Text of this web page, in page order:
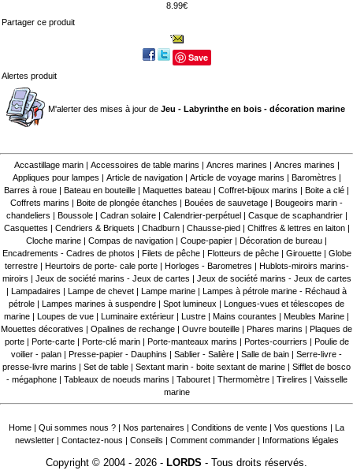
8.99€
Partager ce produit
Save
Alertes produit
M'alerter des mises à jour de Jeu - Labyrinthe en bois - décoration marine
Accastillage marin| Accessoires de table marins Ancres marines Ancres marines
Appliques pour lampes
Article de navigation| Article de voyage marins Baromètres
Barres à roue
Bateau en bouteille Maquettes bateau Coffret-bijoux marins Boite a clé
Coffrets marins
Boite de plongée étanches Bouées de sauvetage
Bougeoirs marin -
chandeliers
Boussole| Cadran solaire| Calendrier-perpétuel Casque de scaphandrier|
Casquettes
Cendriers & Briquets Chadburn| Chausse-pied Chiffres & lettres en laiton|
Cloche marine
Compas de navigation Coupe-papier Décoration de bureau
Encadrements - Cadres de photos
Filets de pêche| Flotteurs de pêche| Girouette| Globe
terrestre| Heurtoirs de porte- cale porte| Horloges - Barometres
Hublots-miroirs marins-
miroirs
Jeux de société marins - Jeux de cartes
Jeux de société marins - Jeux de cartes
Lampadaires Lampe de chevet Lampe marine
Lampes à pétrole marine - Réchaud à
pétrole
Lampes marines à suspendre Spot lumineux
Longues-vues et télescopes de
marine
Loupes de vue Luminaire extérieur Lustre Mains courantes Meubles Marine
Mouettes décoratives
Opalines de rechange Ouvre bouteille Phares marins
Plaques de
porte| Porte-carte| Porte-clé marin Porte-manteaux marins Portes-courriers
Poulie de
voilier - palan
Presse-papier - Dauphins Sablier - Salière Salle de bain
Serre-livre -
presse-livre marins
Set de table Sextant marin - boite sextant de marine
Sifflet de bosco
- mégaphone| Tableaux de noeuds marins Tabouret| Thermomètre| Tirelires
Vaisselle
marine
Home Qui sommes nous ? Nos partenaires Conditions de vente Vos questions
La
newsletter
Contactez-nous Conseils Comment commander Informations légales
Copyright © 2004 - 2026 - LORDS - Tous droits réservés.